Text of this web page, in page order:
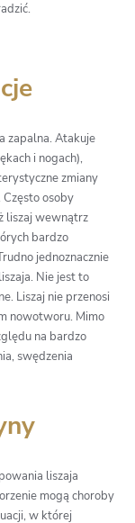
zapalna. Atakuje
i nogach),
zmiany
osoby
liszaj wewnątrz
bardzo
jednoznacznie
Nie jest to
Liszaj nie przenosi
nowotworu. Mimo
na bardzo
swędzenia
liszaja
mogą choroby
w której